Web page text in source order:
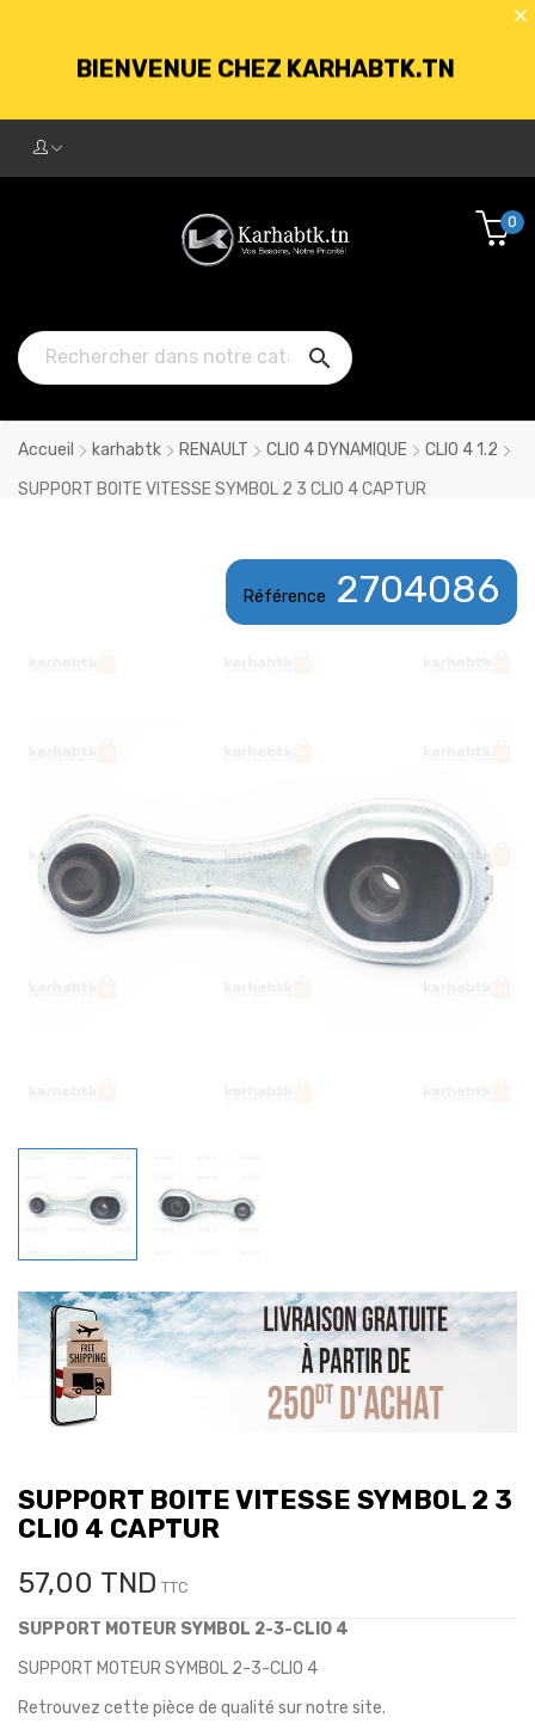
BIENVENUE CHEZ KARHABTK.TN
250DT D'ACHATS

0
Accueil karhabtk RENAULT CLIO 4 DYNAMIQUE
CLIO 4 1.2
SUPPORT BOITE VITESSE SYMBOL 2 3 CLIO 4 CAPTUR
Référence 2704086
SUPPORT BOITE VITESSE SYMBOL 2 3
CLIO 4 CAPTUR
57,00 TND TTC
SUPPORT MOTEUR SYMBOL 2-3-CLIO 4
SUPPORT MOTEUR SYMBOL 2-3-CLIO 4
Retrouvez cette pièce de qualité sur notre site.